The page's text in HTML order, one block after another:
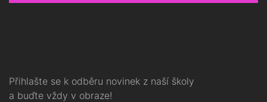
Přihlašte se k odběru novinek z naší školy
a buďte vždy v obraze!